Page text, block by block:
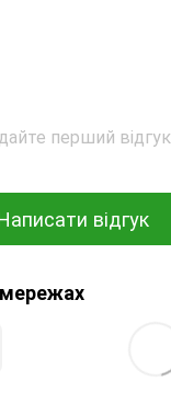
перший відгук
відгук